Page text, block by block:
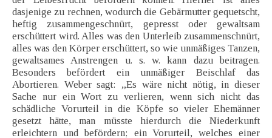
dasjenige zu rechnen, wodurch die Gebärmutter gequetscht,
heftig zusammengeschnürt, gepresst oder gewaltsam
erschüttert wird. Alles was den Unterleib zusammenschnürt,
alles was den Körper erschüttert, so wie unmäßiges Tanzen,
gewaltsames Anstrengen u. s. w. kann dazu beitragen.
Besonders befördert ein unmäßiger Beischlaf das
Abortieren. Weber sagt: „Es wäre nicht nötig, in dieser
Sache nur ein Wort zu verlieren, wenn sich nicht das
schädliche Vorurteil in die Köpfe so vieler Ehemänner
gesetzt hätte, man müsste hierdurch die Niederkunft
erleichtern und befördern; ein Vorurteil, welches einer